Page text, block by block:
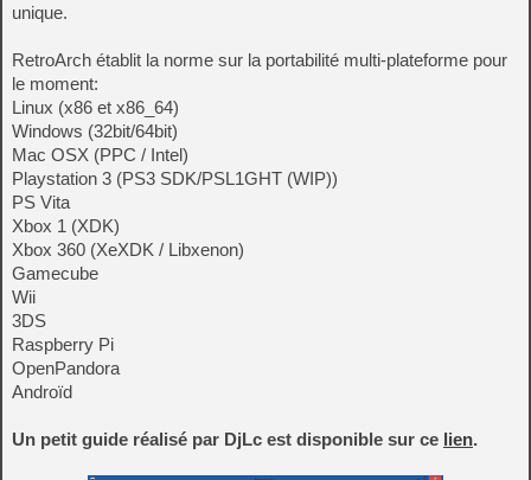
unique.
RetroArch établit la norme sur la portabilité multi-plateforme pour
le moment:
Linux (x86 et x86_64)
Windows (32bit/64bit)
Mac OSX (PPC / Intel)
Playstation 3 (PS3 SDK/PSL1GHT (WIP))
PS Vita
Xbox 1 (XDK)
Xbox 360 (XeXDK / Libxenon)
Gamecube
Wii
3DS
Raspberry Pi
OpenPandora
Androïd
Un petit guide réalisé par DjLc est disponible sur ce lien.